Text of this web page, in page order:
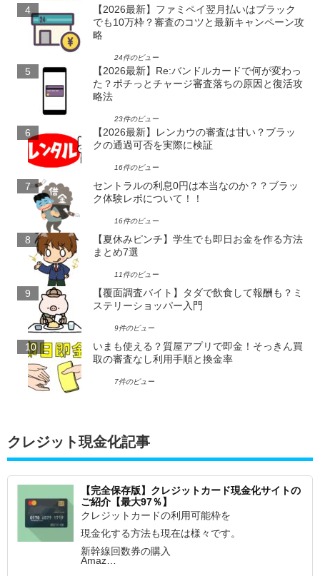
【2026最新】ファミペイ翌月払いはブラック
でも10万枠？審査のコツと最新キャンペーン攻
略
24件のビュー
【2026最新】Re:バンドルカードで何が変わっ
た？ポチっとチャージ審査落ちの原因と復活攻
略法
23件のビュー
【2026最新】レンカウの審査は甘い？ブラッ
クの通過可否を実際に検証
16件のビュー
セントラルの利息0円は本当なのか？？ブラッ
ク体験レポについて！！
16件のビュー
【夏休みピンチ】学生でも即日お金を作る方法
まとめ7選
11件のビュー
【覆面調査バイト】タダで飲食して報酬も？ミ
ステリーショッパー入門
9件のビュー
いまも使える？質屋アプリで即金！そっきん買
取の審査なし利用手順と換金率
7件のビュー
クレジット現金化記事
【完全保存版】クレジットカード現金化サイトの
ご紹介【最大97％】
クレジットカードの利用可能枠を
現金化する方法も現在は様々です。
新幹線回数券の購入
Amaz…